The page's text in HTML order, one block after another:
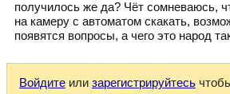
получилось же да? Чёт сомневаюсь,
на камеру с автоматом скакать,
появятся вопросы, а чего это народ
Войдите или зарегистрируйтесь